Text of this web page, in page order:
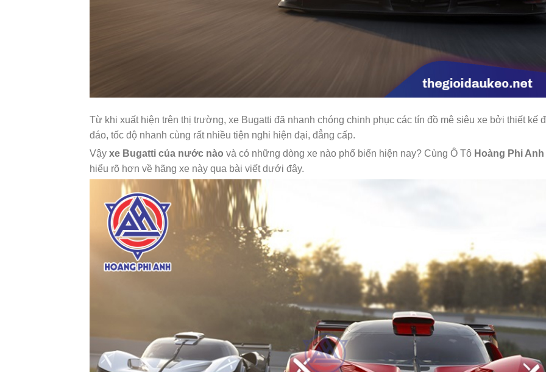
Từ khi xuất hiện trên thị trường, xe Bugatti đã nhanh chóng chinh phục các tín đồ mê siêu xe bởi thiết kế
đáo, tốc độ nhanh cùng rất nhiều tiện nghi hiện đại, đẳng cấp.
Vậy xe Bugatti của nước nào và có những dòng xe nào phổ biến hiện nay? Cùng Ô Tô Hoàng Phi Anh
hiểu rõ hơn về hãng xe này qua bài viết dưới đây.